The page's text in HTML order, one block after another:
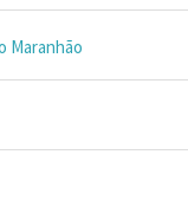
Maranhão